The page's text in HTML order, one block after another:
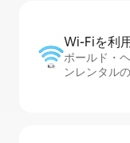
Wi-Fiを利⁠
ボールド・
ンレンタル